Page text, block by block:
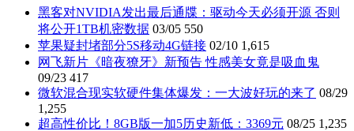
黑客对NVIDIA发出最后通牒：驱动今天必须开源 否则
将公开1TB机密数据 03/05 550
苹果疑封堵部分5S移动4G链接 02/10 1,615
网飞新片《暗夜獠牙》新预告 性感美女竟是吸血鬼
09/23 417
微软混合现实软硬件集体爆发：一大波好玩的来了 08/29
1,255
超高性价比！8GB版一加5历史新低：3369元 08/25 1,235